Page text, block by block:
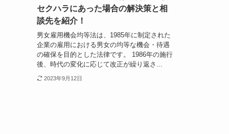
セクハラにあった場合の解決策と相
談先を紹介！
男女雇用機会均等法は、1985年に制定された
企業の雇用における男女の均等な機会・待遇
の確保を目的とした法律です。 1986年の施行
後、時代の変化に応じて改正が繰り返さ...
2023年9月12日